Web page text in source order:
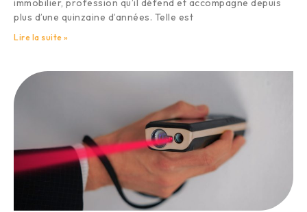
immobilier, profession qu’il défend et accompagne depuis
plus d’une quinzaine d’années. Telle est
Lire la suite »